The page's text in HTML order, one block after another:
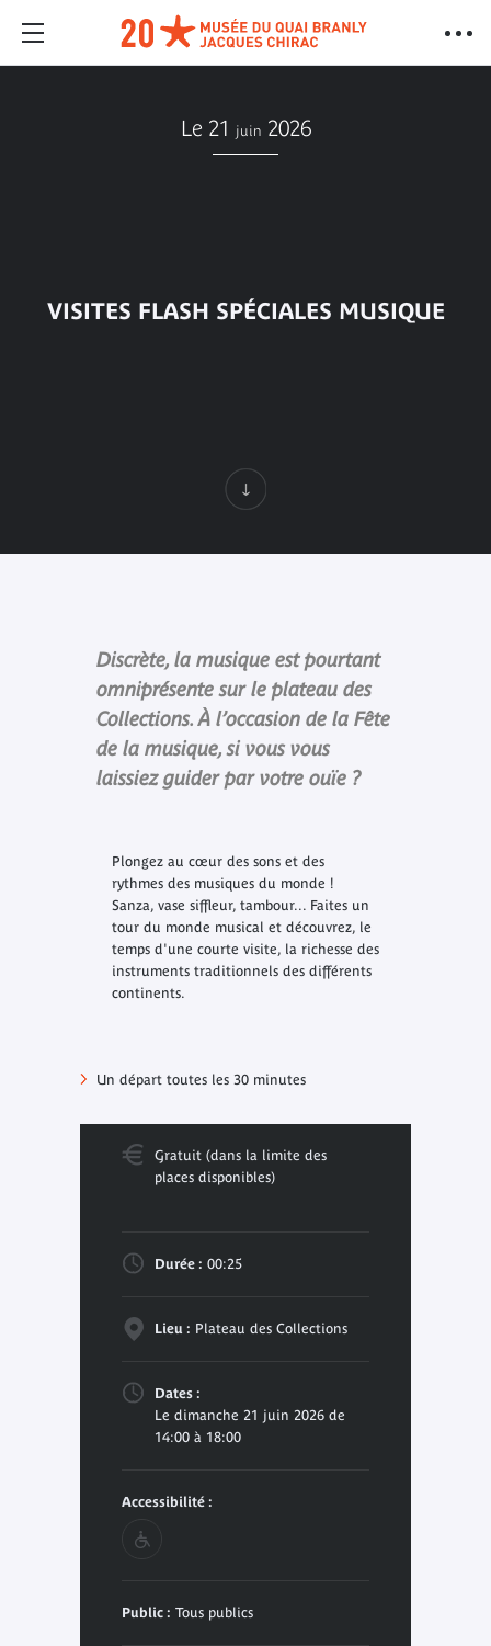
Le 21 juin 2026
VISITES FLASH SPÉCIALES MUSIQUE
Discrète, la musique est pourtant
omniprésente sur le plateau des
Collections. À l’occasion de la Fête
de la musique, si vous vous
laissiez guider par votre ouïe ?
Plongez au cœur des sons et des
rythmes des musiques du monde !
Sanza, vase siffleur, tambour... Faites un
tour du monde musical et découvrez, le
temps d'une courte visite, la richesse des
instruments traditionnels des différents
continents.
Un départ toutes les 30 minutes
Gratuit (dans la limite des
places disponibles)
Durée : 00:25
Lieu : Plateau des Collections
Dates :
Le dimanche 21 juin 2026 de
14:00 à 18:00
Accessibilité :
Public : Tous publics